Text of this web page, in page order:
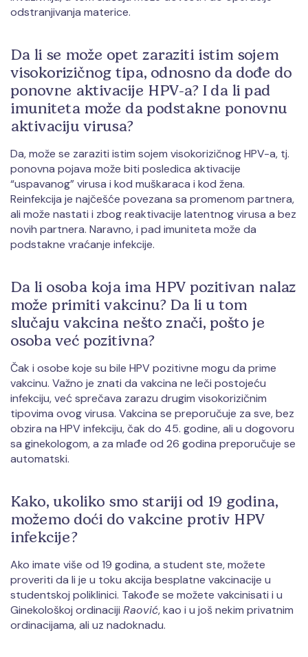
odstranjivanja materice.
Da li se može opet zaraziti istim sojem
visokorizičnog tipa, odnosno da dođe do
ponovne aktivacije HPV-a? I da li pad
imuniteta može da podstakne ponovnu
aktivaciju virusa?
Da, može se zaraziti istim sojem visokorizičnog HPV-a, tj.
ponovna pojava može biti posledica aktivacije
“uspavanog” virusa i kod muškaraca i kod žena.
Reinfekcija je najčešće povezana sa promenom partnera,
ali može nastati i zbog reaktivacije latentnog virusa a bez
novih partnera. Naravno, i pad imuniteta može da
podstakne vraćanje infekcije.
Da li osoba koja ima HPV pozitivan nalaz
može primiti vakcinu? Da li u tom
slučaju vakcina nešto znači, pošto je
osoba već pozitivna?
Čak i osobe koje su bile HPV pozitivne mogu da prime
vakcinu. Važno je znati da vakcina ne leči postojeću
infekciju, već sprečava zarazu drugim visokorizičnim
tipovima ovog virusa. Vakcina se preporučuje za sve, bez
obzira na HPV infekciju, čak do 45. godine, ali u dogovoru
sa ginekologom, a za mlađe od 26 godina preporučuje se
automatski.
Kako, ukoliko smo stariji od 19 godina,
možemo doći do vakcine protiv HPV
infekcije?
Ako imate više od 19 godina, a student ste, možete
proveriti da li je u toku akcija besplatne vakcinacije u
studentskoj poliklinici. Takođe se možete vakcinisati i u
Ginekološkoj ordinaciji Raović, kao i u još nekim privatnim
ordinacijama, ali uz nadoknadu.